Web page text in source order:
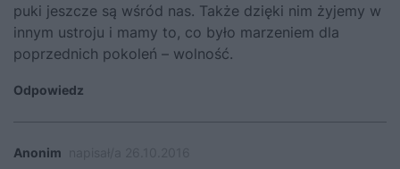
puki jeszcze są wśród nas. Także dzięki nim żyjemy w
innym ustroju i mamy to, co było marzeniem dla
poprzednich pokoleń – wolność.
Odpowiedz
Anonim